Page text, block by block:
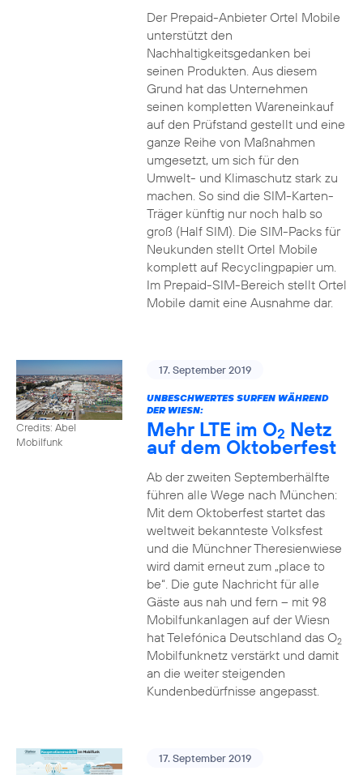
Der Prepaid-Anbieter Ortel Mobile
unterstützt den
Nachhaltigkeitsgedanken bei
seinen Produkten. Aus diesem
Grund hat das Unternehmen
seinen kompletten Wareneinkauf
auf den Prüfstand gestellt und eine
ganze Reihe von Maßnahmen
umgesetzt, um sich für den
Umwelt- und Klimaschutz stark zu
machen. So sind die SIM-Karten-
Träger künftig nur noch halb so
groß (Half SIM). Die SIM-Packs für
Neukunden stellt Ortel Mobile
komplett auf Recyclingpapier um.
Im Prepaid-SIM-Bereich stellt Ortel
Mobile damit eine Ausnahme dar.
Credits: Abel
Mobilfunk
17. September 2019
UNBESCHWERTES SURFEN WÄHREND
DER WIESN:
Mehr LTE im O2 Netz
auf dem Oktoberfest
Ab der zweiten Septemberhälfte
führen alle Wege nach München:
Mit dem Oktoberfest startet das
weltweit bekannteste Volksfest
und die Münchner Theresienwiese
wird damit erneut zum „place to
be“. Die gute Nachricht für alle
Gäste aus nah und fern – mit 98
Mobilfunkanlagen auf der Wiesn
hat Telefónica Deutschland das O2
Mobilfunknetz verstärkt und damit
an die weiter steigenden
Kundenbedürfnisse angepasst.
17. September 2019